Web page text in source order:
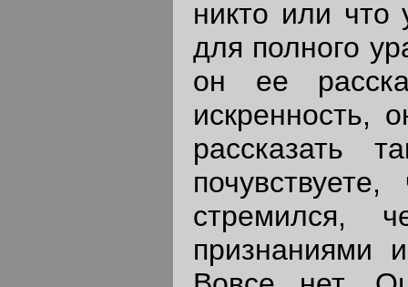
никто или что
для полного
он ее
искренность,
рассказать
стремился,
признаниями